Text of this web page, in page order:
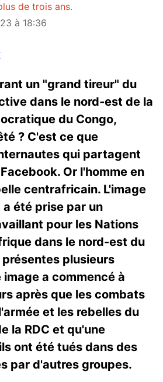
de trois ans.
à 18:36
un "grand tireur" du
dans le nord-est de la
du Congo,
? C'est ce que
qui partagent
Or l'homme en
centrafricain. L'image
été prise par un
pour les Nations
dans le nord-est du
plusieurs
a commencé à
après que les combats
et les rebelles du
la RDC et qu'une
ont été tués dans des
par d'autres groupes.